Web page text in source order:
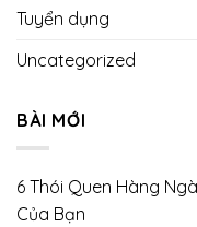
Tuyển dụng
Uncategorized
BÀI MỚI
6 Thói Quen Hàng
Của Bạn